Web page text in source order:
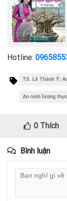
Hotline:
TS. Lê Thành Ý:
An ninh lương
0Thích
Bình luận